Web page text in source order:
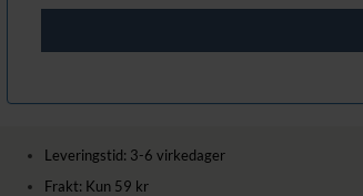
Leveringstid: 3-6 virkedager
Frakt: Kun 59 kr